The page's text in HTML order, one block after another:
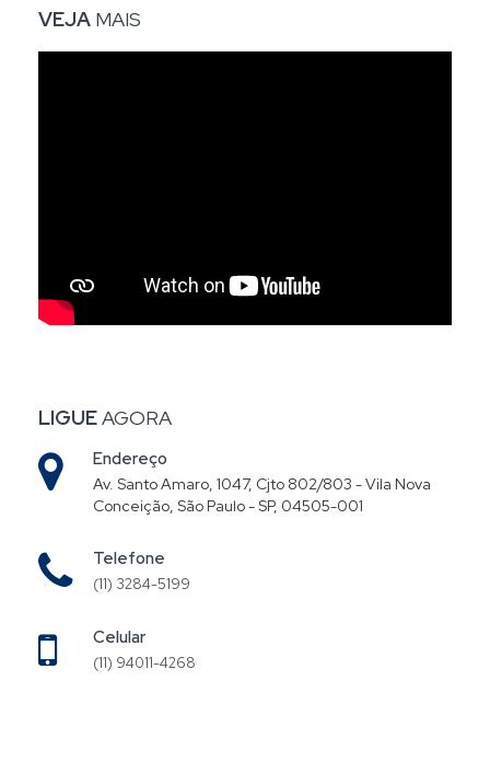
VEJA MAIS
LIGUEAGORA
Endereço
Av. Santo Amaro, 1047, Cjto 802/803 - Vila Nova
Conceição, São Paulo - SP, 04505-001
Telefone
(11) 3284-5199
Celular
(11) 94011-4268